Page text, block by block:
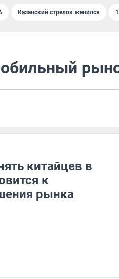
Казанский стрелок женился
китайцев в
к
рынка